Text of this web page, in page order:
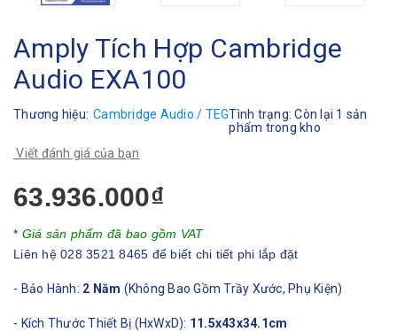
Amply Tích Hợp Cambridge
Audio EXA100
Thương hiệu: Cambridge Audio / TEGTình trạng:Còn lại 1 sản
phẩm trong kho
Viết đánh giá của bạn
63.936.000₫
* Giá sản phẩm đã bao gồm VAT
Liên hệ 028 3521 8465 để biết chi tiết phi lắp đặt
- Bảo Hành: 2 Năm (Không Bao Gồm Trầy Xước, Phụ Kiện)
- Kích Thước Thiết Bị (HxWxD): 11.5x43x34.1cm